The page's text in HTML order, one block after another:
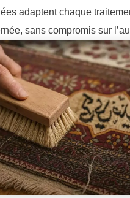
adaptent chaque
sans compromis sur